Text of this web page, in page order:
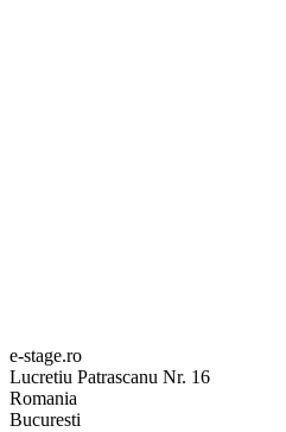
e-stage.ro
Lucretiu Patrascanu Nr. 16
Romania
Bucuresti